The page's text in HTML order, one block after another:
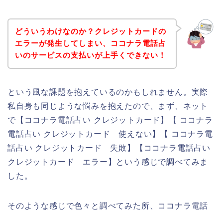
どういうわけなのか？クレジットカードの
エラーが発生してしまい、ココナラ電話占
いのサービスの支払いが上手くできない！
という風な課題を抱えているのかもしれません。実際
私自身も同じような悩みを抱えたので、まず、ネット
で【ココナラ電話占い クレジットカード】【 ココナラ
電話占い クレジットカード 使えない】【 ココナラ電
話占い クレジットカード 失敗】【ココナラ電話占い
クレジットカード エラー】という感じで調べてみま
した。
そのような感じで色々と調べてみた所、ココナラ電話